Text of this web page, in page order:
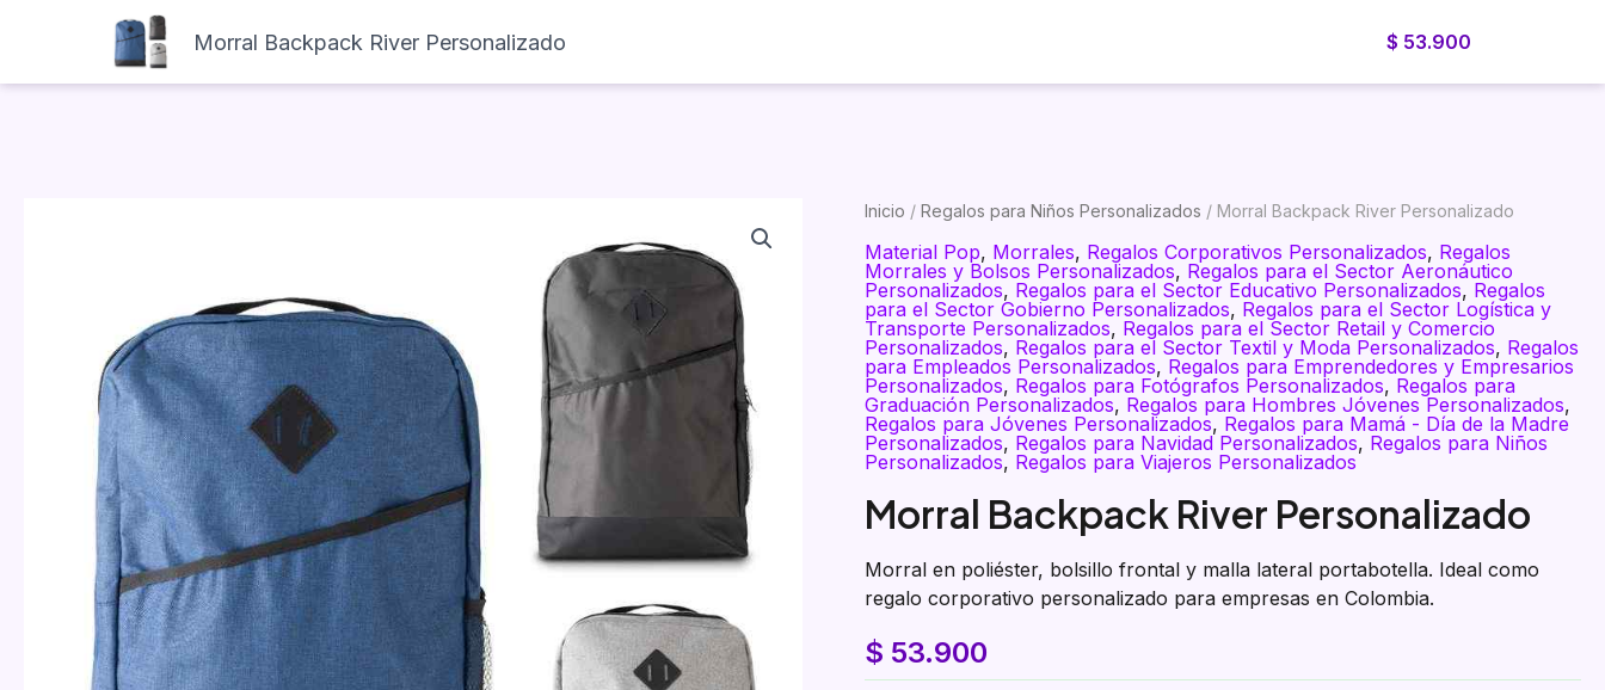
Cotiza ahora
Inicio /Regalos para Niños Personalizados / Morral Backpack River Personalizado
Material Pop, Morrales, Regalos Corporativos Personalizados, Regalos
Morrales y Bolsos Personalizados, Regalos para el Sector Aeronáutico
Personalizados, Regalos para el Sector Educativo Personalizados, Regalos
para el Sector Gobierno Personalizados, Regalos para el Sector Logística y
Transporte Personalizados, Regalos para el Sector Retail y Comercio
Personalizados, Regalos para el Sector Textil y Moda Personalizados, Regalos
para Empleados Personalizados, Regalos para Emprendedores y Empresarios
Personalizados, Regalos para Fotógrafos Personalizados, Regalos para
Graduación Personalizados, Regalos para Hombres Jóvenes Personalizados,
Regalos para Jóvenes Personalizados, Regalos para Mamá - Día de la Madre
Personalizados, Regalos para Navidad Personalizados, Regalos para Niños
Personalizados, Regalos para Viajeros Personalizados
Morral Backpack River Personalizado
Morral en poliéster, bolsillo frontal y malla lateral portabotella. Ideal como
regalo corporativo personalizado para empresas en Colombia.
$ 53.900
Morral Backpack River Personalizado $ 53.900